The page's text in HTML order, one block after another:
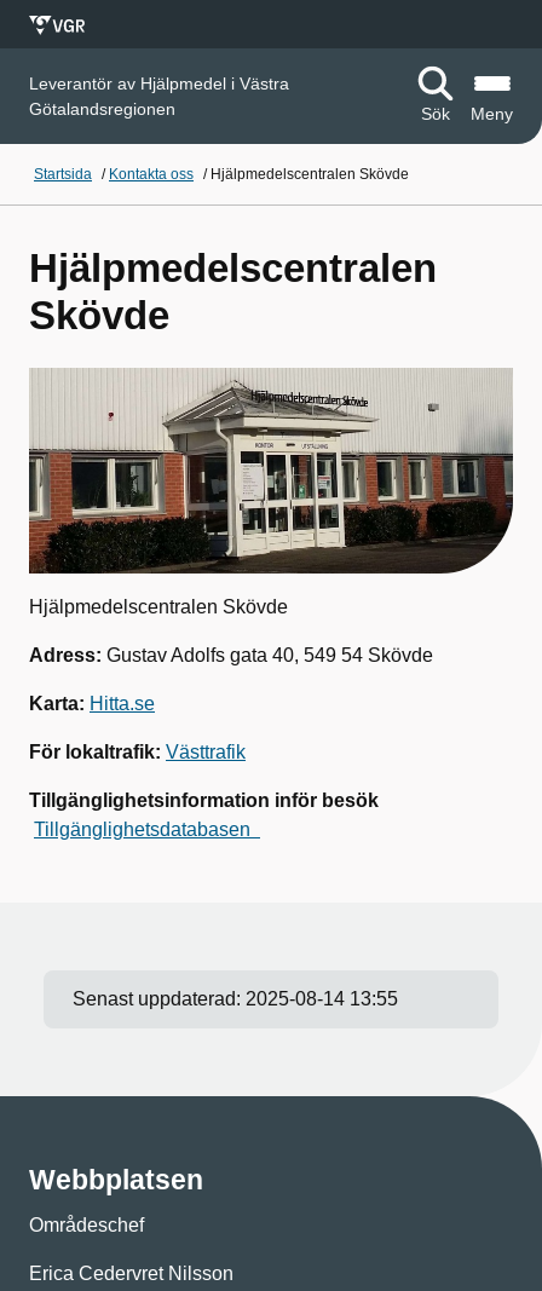
Leverantör av Hjälpmedel i Västra
Götalandsregionen
Sök Meny
Startsida / Kontakta oss / Hjälpmedelscentralen Skövde
Hjälpmedelscentralen
Skövde
Hjälpmedelscentralen Skövde
Adress: Gustav Adolfs gata 40, 549 54 Skövde
Karta: Hitta.se
För lokaltrafik: Västtrafik
Tillgänglighetsinformation inför besök
Tillgänglighetsdatabasen
Senast uppdaterad: 2025-08-14 13:55
Webbplatsen
Områdeschef
Erica Cedervret Nilsson